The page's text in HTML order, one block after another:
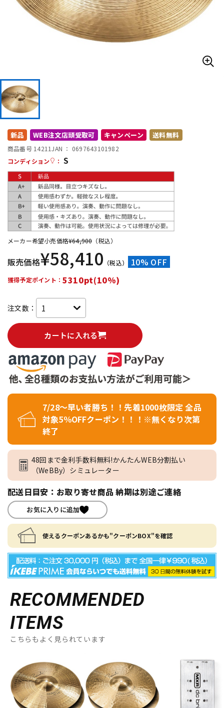
管楽器 その他楽器
エフェクター
配信/ライブ機器
中古
新品 WEB注文店頭受取可 キャンペーン 送料無料
商品番号 14211JAN ： 0697643101982
コンディション
： S
メーカー希望小売価格¥64,900 （税込）
販売価格¥58,410 （税込） 10% OFF
獲得予定ポイント： 5310pt(10%)
注文数：
カートに入れる
7/28～早い者勝ち！！先着1000枚限定 全品
対象5％OFFクーポン！！！※無くなり次第
終了
48回まで金利手数料無料!かんたんWEB分割払い
（WeBBy）シミュレーター
配送日目安：お取り寄せ商品 納期は別途ご連絡
お気に入りに追加
使えるクーポンあるかも"クーポンBOX"を確認
RECOMMENDED
ITEMS
こちらもよく見られています